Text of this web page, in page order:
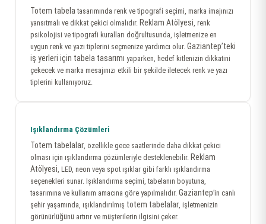
Totem tabela tasarımında renk ve tipografi seçimi, marka imajınızı
yansıtmalı ve dikkat çekici olmalıdır. Reklam Atölyesi, renk
psikolojisi ve tipografi kuralları doğrultusunda, işletmenize en
uygun renk ve yazı tiplerini seçmenize yardımcı olur. Gaziantep’teki
iş yerleri için tabela tasarımı yaparken, hedef kitlenizin dikkatini
çekecek ve marka mesajınızı etkili bir şekilde iletecek renk ve yazı
tiplerini kullanıyoruz.
Işıklandırma Çözümleri
Totem tabelalar, özellikle gece saatlerinde daha dikkat çekici
olması için ışıklandırma çözümleriyle desteklenebilir. Reklam
Atölyesi, LED, neon veya spot ışıklar gibi farklı ışıklandırma
seçenekleri sunar. Işıklandırma seçimi, tabelanın boyutuna,
tasarımına ve kullanım amacına göre yapılmalıdır. Gaziantep’in canlı
şehir yaşamında, ışıklandırılmış totem tabelalar, işletmenizin
görünürlüğünü artırır ve müşterilerin ilgisini çeker.